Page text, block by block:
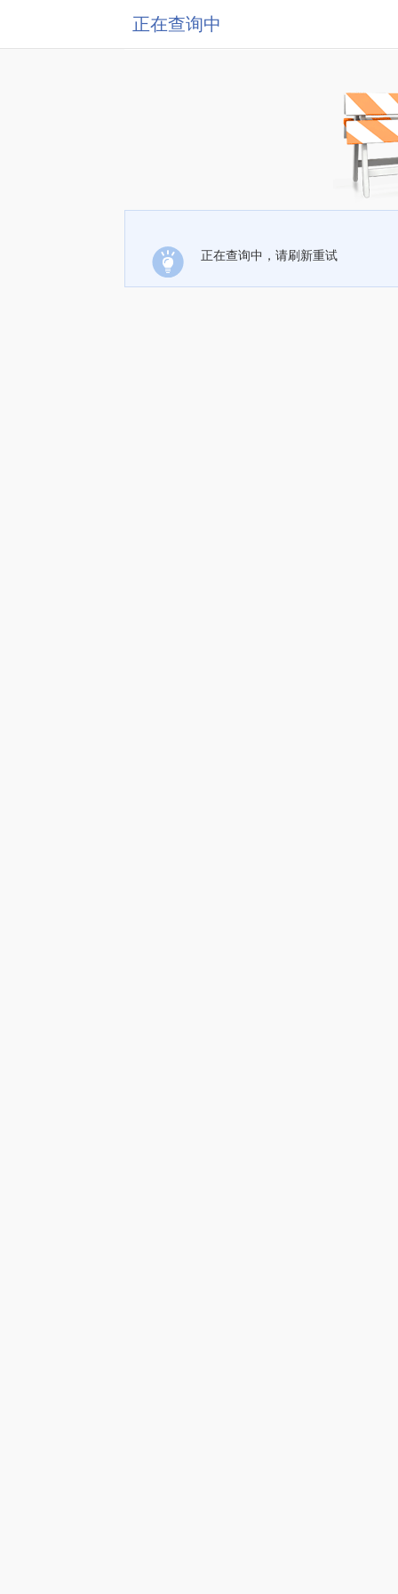
正在查询中
正在查询中，请刷新重试